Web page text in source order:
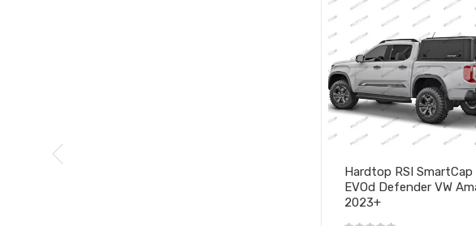
Hardtop RSI SmartCap
EVOd Defender VW
2023+